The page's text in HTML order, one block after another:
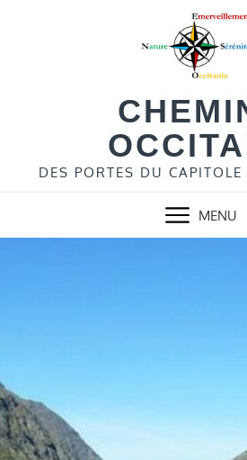
DES PORTES DU CAPITOLE
MENU